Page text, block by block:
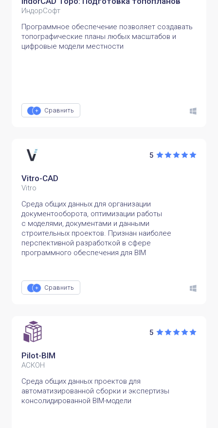
ИндорСофт
Программное обеспечение позволяет создавать
топографические планы любых масштабов и
цифровые модели местности
Сравнить
5
Vitro-CAD
Vitro
Среда общих данных для организации
документооборота, оптимизации работы
с моделями, документами и данными
строительных проектов. Признан наиболее
перспективной разработкой в сфере
программного обеспечения для BIM
Сравнить
5
Pilot-BIM
АСКОН
Среда общих данных проектов для
автоматизированной сборки и экспертизы
консолидированной BIM-модели